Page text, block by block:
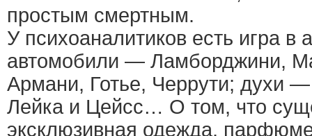
простым смертным.
У психоаналитиков есть игра в
автомобили — Ламборджини,
Армани, Готье, Черрути; духи
Лейка и Цейсс… О том, что
эксклюзивная одежда,